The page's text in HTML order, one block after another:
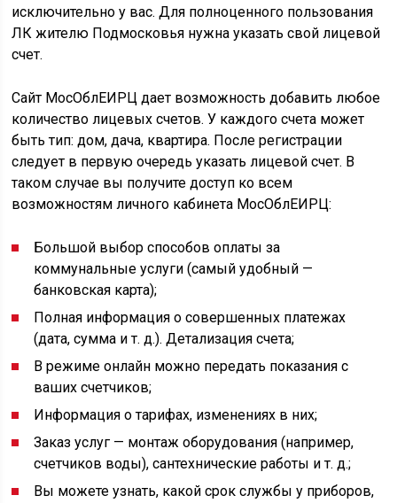
исключительно у вас. Для полноценного пользования
ЛК жителю Подмосковья нужна указать свой лицевой
счет.
Сайт MocOблEИPЦ дает возможность добавить любое
количество лицевых счетов. У каждого счета может
быть тип: дом, дача, квартира. После регистрации
следует в первую очередь указать лицевой счет. В
таком случае вы получите доступ ко всем
возможностям личного кабинета MocOблEИPЦ:
Большой выбор способов оплаты за
коммунальные услуги (самый удобный —
банковская карта);
Полная информация о совершенных платежах
(дата, сумма и т. д.). Детализация счета;
В режиме онлайн можно передать показания с
ваших счетчиков;
Информация о тарифах, изменениях в них;
Заказ услуг — монтаж оборудования (например,
счетчиков воды), сантехнические работы и т. д.;
Вы можете узнать, какой срок службы у приборов,